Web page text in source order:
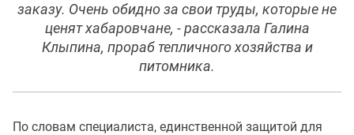
заказу. Очень обидно за свои труды, которые не
ценят хабаровчане, - рассказала Галина
Клыпина, прораб тепличного хозяйства и
питомника.
По словам специалиста, единственной защитой для